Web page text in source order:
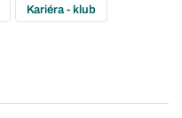
Kariéra - klub